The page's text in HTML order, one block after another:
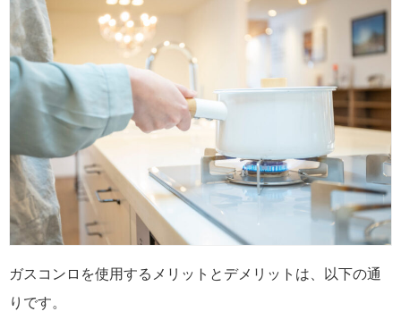
ガスコンロを使用するメリットとデメリットは、以下の通
りです。